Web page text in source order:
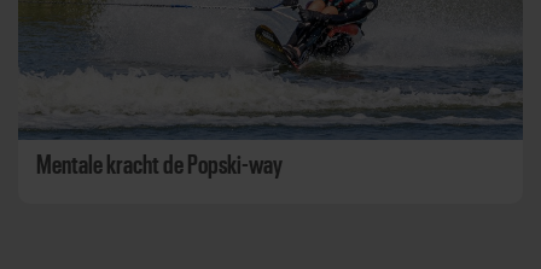
Mentale kracht de Popski-way